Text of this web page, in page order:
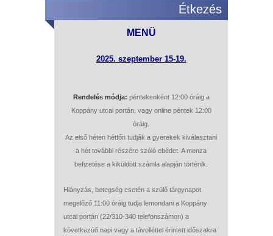
Étkezés
MENÜ
2025. szeptember 15-19.
Rendelés módja: péntekenként 12:00 óráig a
Koppány utcai portán, vagy online péntek 12:00
óráig.
Az első héten hétfőn tudják a gyerekek kiválasztani
a hét további részére szóló ebédet. A menza
befizetése a kiküldött számla alapján történik.
Hiányzás, betegség esetén a szülő tárgynapot
megelőző 11:00 óráig tudja lemondani a Koppány
utcai portán (22/310-340 telefonszámon) a
következúő napi vagy a távolléttel érintett időszakra